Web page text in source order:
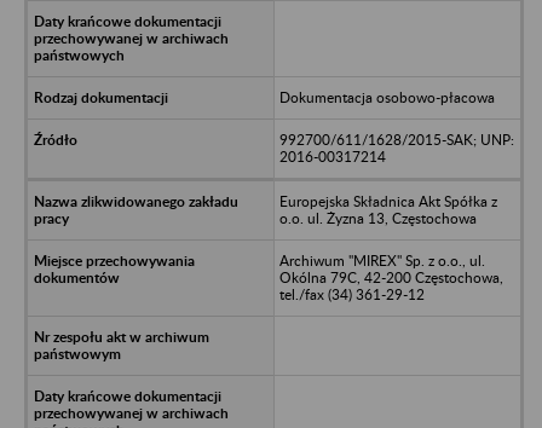
Dokumentacja osobowo-płacowa
992700/611/1628/2015-SAK; UNP:
2016-00317214
Europejska Składnica Akt Spółka z
o.o. ul. Żyzna 13, Częstochowa
Archiwum "MIREX" Sp. z o.o., ul.
Okólna 79C, 42-200 Częstochowa,
tel./fax (34) 361-29-12